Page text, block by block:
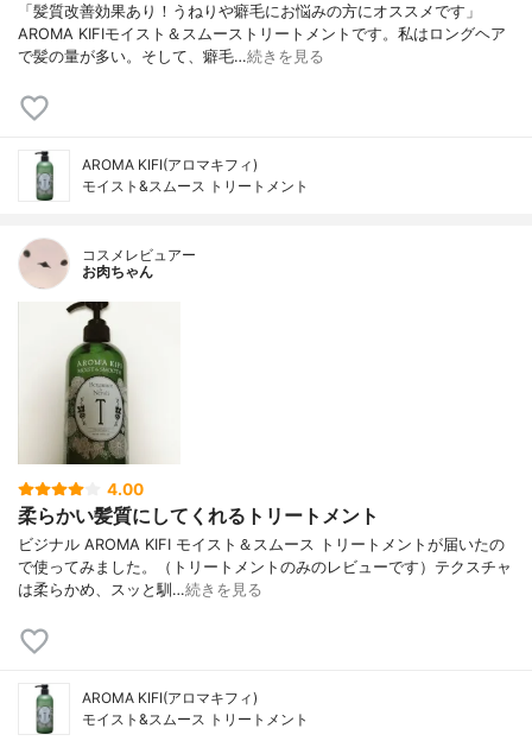
「髪質改善効果あり！うねりや癖毛にお悩みの方にオススメです」
AROMA KIFIモイスト＆スムーストリートメントです。私はロングヘア
で髪の量が多い。そして、癖毛…続きを見る
AROMA KIFI(アロマキフィ)
モイスト&スムース トリートメント
コスメレビュアー
お肉ちゃん
4.00
柔らかい髪質にしてくれるトリートメント
ビジナル AROMA KIFI モイスト＆スムース トリートメントが届いたの
で使ってみました。（トリートメントのみのレビューです）テクスチャ
は柔らかめ、スッと馴…続きを見る
AROMA KIFI(アロマキフィ)
モイスト&スムース トリートメント